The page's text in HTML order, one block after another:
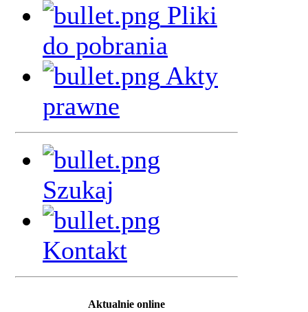
Pliki
do pobrania
Akty
prawne
Szukaj
Kontakt
Aktualnie online